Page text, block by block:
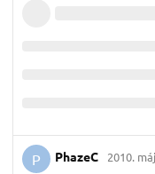
P PhazeC 2010.